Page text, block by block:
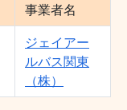
事業者名
ジェイアー
ルバス関東
（株）